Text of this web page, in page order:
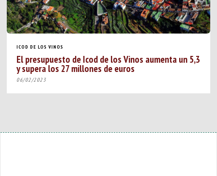
ICOD DE LOS VINOS
El presupuesto de Icod de los Vinos aumenta un 5,3
y supera los 27 millones de euros
06/02/2023